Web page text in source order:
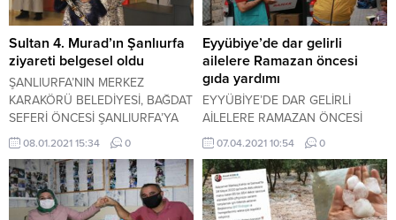
Sultan 4. Murad’ın Şanlıurfa
ziyareti belgesel oldu
ŞANLIURFA’NIN MERKEZ
KARAKÖRÜ BELEDİYESİ, BAĞDAT
SEFERİ ÖNCESİ ŞANLIURFA’YA
UĞRAYAN OSMANLI PADİŞAHI
SULTAN 4. MURAD’IN
BELGESELİNİ ÇEKTİ.
08.01.2021 15:34 0
Eyyübiye’de dar gelirli
ailelere Ramazan öncesi
gıda yardımı
EYYÜBİYE’DE DAR GELİRLİ
AİLELERE RAMAZAN ÖNCESİ
GIDA YARDIMI
07.04.2021 10:54 0